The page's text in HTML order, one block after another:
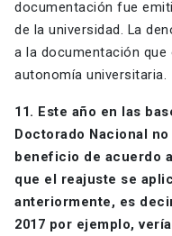
documentación fue
de la universidad. La
a la documentación
autonomía universitaria.
11. Este año en las
Doctorado Nacional
beneficio de acuerdo
que el reajuste se
anteriormente, es
2017 por ejemplo,